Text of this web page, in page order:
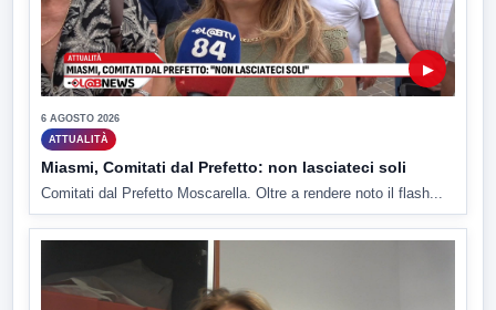
▶
6 AGOSTO 2026
ATTUALITÀ
Miasmi, Comitati dal Prefetto: non lasciateci soli
Comitati dal Prefetto Moscarella. Oltre a rendere noto il flash...